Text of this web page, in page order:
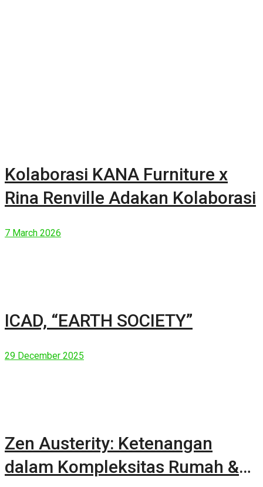
Kolaborasi KANA Furniture x
Rina Renville Adakan Kolaborasi
7 March 2026
ICAD, “EARTH SOCIETY”
29 December 2025
Zen Austerity: Ketenangan
dalam Kompleksitas Rumah &